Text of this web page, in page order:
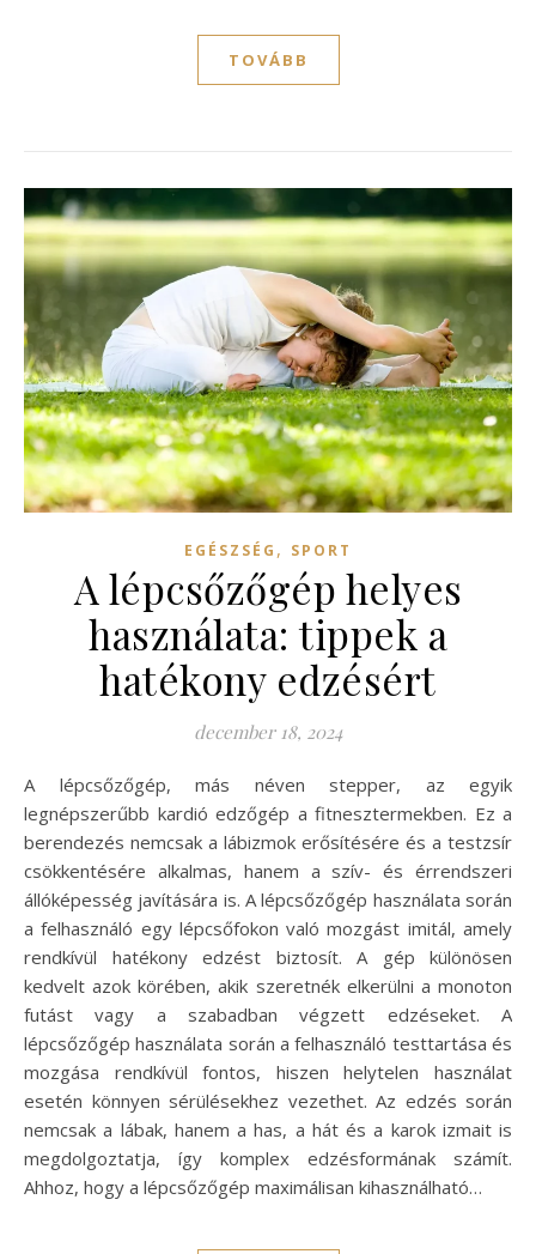
TOVÁBB
EGÉSZSÉG , SPORT
A lépcsőzőgép helyes
használata: tippek a
hatékony edzésért
december 18, 2024
A lépcsőzőgép, más néven stepper, az egyik
legnépszerűbb kardió edzőgép a fitnesztermekben. Ez a
berendezés nemcsak a lábizmok erősítésére és a testzsír
csökkentésére alkalmas, hanem a szív- és érrendszeri
állóképesség javítására is. A lépcsőzőgép használata során
a felhasználó egy lépcsőfokon való mozgást imitál, amely
rendkívül hatékony edzést biztosít. A gép különösen
kedvelt azok körében, akik szeretnék elkerülni a monoton
futást vagy a szabadban végzett edzéseket. A
lépcsőzőgép használata során a felhasználó testtartása és
mozgása rendkívül fontos, hiszen helytelen használat
esetén könnyen sérülésekhez vezethet. Az edzés során
nemcsak a lábak, hanem a has, a hát és a karok izmait is
megdolgoztatja, így komplex edzésformának számít.
Ahhoz, hogy a lépcsőzőgép maximálisan kihasználható…